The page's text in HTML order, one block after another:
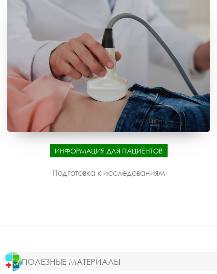
ИНФОРМАЦИЯ ДЛЯ ПАЦИЕНТОВ
Подготовка к исследованиям
ПОЛЕЗНЫЕ МАТЕРИАЛЫ